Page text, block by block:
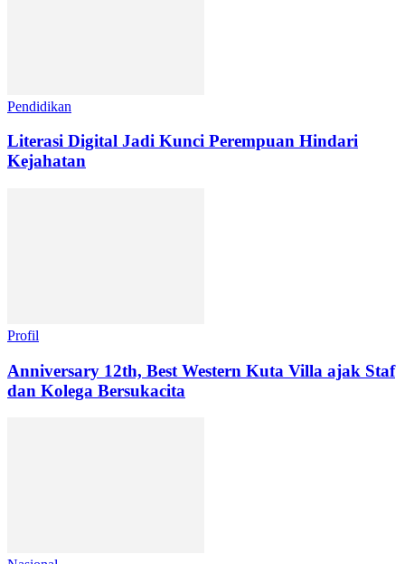
Pendidikan
Literasi Digital Jadi Kunci Perempuan Hindari
Kejahatan
Profil
Anniversary 12th, Best Western Kuta Villa ajak Staf
dan Kolega Bersukacita